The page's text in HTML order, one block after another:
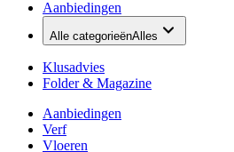
Aanbiedingen
Alle categorieënAlles
Klusadvies
Folder & Magazine
Aanbiedingen
Verf
Vloeren